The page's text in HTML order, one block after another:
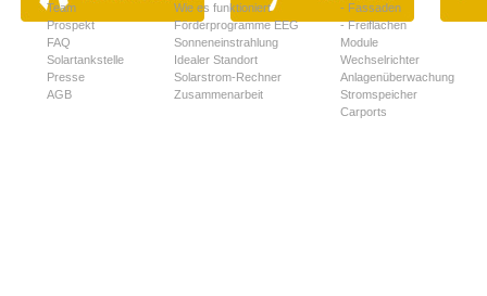
Team
Prospekt
FAQ
Solartankstelle
Presse
AGB
Wie es funktioniert
Förderprogramme EEG
Sonneneinstrahlung
Idealer Standort
Solarstrom-Rechner
Zusammenarbeit
- Fassaden
-Freiflächen
Module
Wechselrichter
Anlagenüberwachung
Stromspeicher
Carports